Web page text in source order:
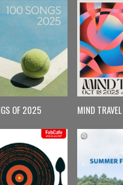
OF 2025 MIND TRAVEL